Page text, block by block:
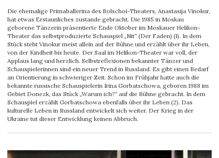
Die ehemalige Primaballerina des Bolschoi-Theaters, Anastasija Vinokur,
hat etwas Erstaunliches zustande gebracht. Die 1985 in Moskau
geborene Tänzerin präsentierte Ende Oktober im Moskauer Helikon-
Theater das selbstproduzierte Schauspiel „Nit“ (Der Faden) (1). In dem
Stück steht Vinokur meist allein auf der Bühne und erzählt über ihr Leben,
von der Kindheit bis heute. Der Saal im Helikon-Theater war voll, der
Applaus lang und herzlich. Selbstreflexionen bekannter Tänzer und
Schauspielerinnen sind ein neuer Trend in Russland. Es gibt einen Bedarf
an Orientierung in schwieriger Zeit. Schon im Frühjahr hatte auch die
bekannte russische Schauspielerin Irina Gorbatschowa, geboren 1988 im
Gebiet Donezk, das Stück „Warum ich?“ auf die Bühne gebracht. In dem
Schauspiel erzählt Gorbatschowa ebenfalls über ihr Leben (2). Das
kulturelle Leben in Russland entwickelt sich weiter. Der Krieg in der
Ukraine tut dieser Entwicklung keinen Abbruch.